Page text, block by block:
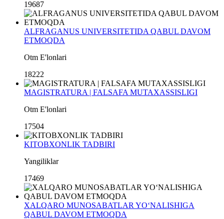
19687
ALFRAGANUS UNIVERSITETIDA QABUL DAVOM
ETMOQDA
Otm E'lonlari
18222
MAGISTRATURA | FALSAFA MUTAXASSISLIGI
Otm E'lonlari
17504
KITOBXONLIK TADBIRI
Yangiliklar
17469
XALQARO MUNOSABATLAR YO‘NALISHIGA
QABUL DAVOM ETMOQDA